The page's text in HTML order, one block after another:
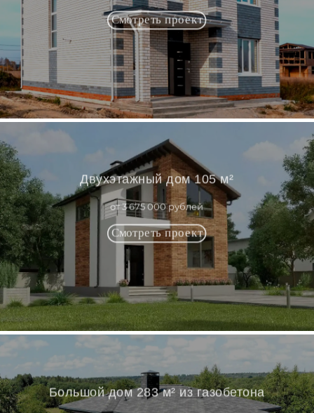
Двухэтажный дом 105 м²
от 3 675 000 рублей
Большой дом 283 м² из газобетона